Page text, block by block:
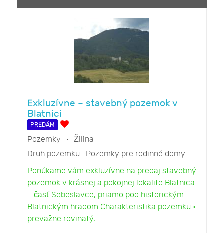
Exkluzívne – stavebný pozemok v
Blatnici
PREDÁM
Pozemky
Žilina
Druh pozemku:: Pozemky pre rodinné domy
Ponúkame vám exkluzívne na predaj stavebný
pozemok v krásnej a pokojnej lokalite Blatnica
– časť Sebeslavce, priamo pod historickým
Blatnickým hradom.Charakteristika pozemku:•
prevažne rovinatý,